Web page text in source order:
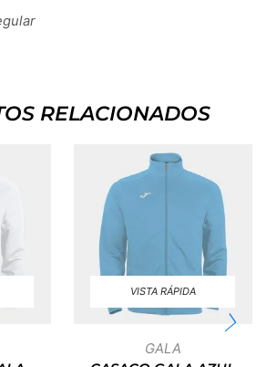
RELACIONADOS
VISTA RÁPIDA
GALA